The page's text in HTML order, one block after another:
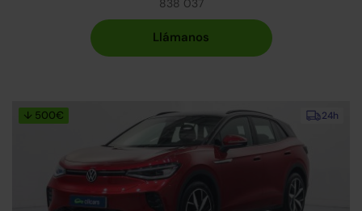
24h
↓ 500€